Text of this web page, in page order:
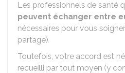
Les professionnels de santé
peuvent échanger entre
nécessaires pour vous
partagé).
Toutefois, votre accord est
recueilli par tout moyen (y